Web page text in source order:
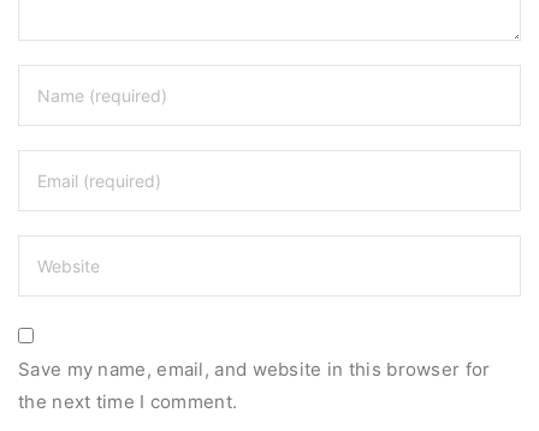
Save my name, email, and website in this browser for
the next time I comment.